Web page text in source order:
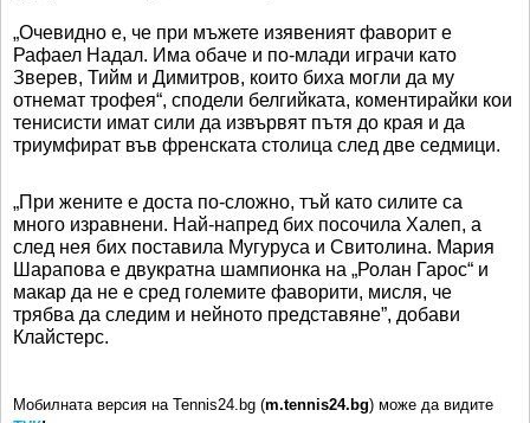
„Очевидно е, че при мъжете изявеният фаворит е
Рафаел Надал. Има обаче и по-млади играчи като
Зверев, Тийм и Димитров, които биха могли да му
отнемат трофея“, сподели белгийката, коментирайки кои
тенисисти имат сили да извървят пътя до края и да
триумфират във френската столица след две седмици.
„При жените е доста по-сложно, тъй като силите са
много изравнени. Най-напред бих посочила Халеп, а
след нея бих поставила Мугуруса и Свитолина. Мария
Шарапова е двукратна шампионка на „Ролан Гарос“ и
макар да не е сред големите фаворити, мисля, че
трябва да следим и нейното представяне”, добави
Клайстерс.
Мобилната версия на Tennis24.bg (m.tennis24.bg) може да видите